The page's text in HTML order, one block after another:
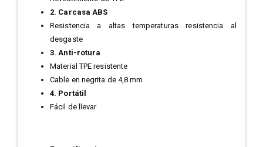
2. Carcasa ABS
Resistencia a altas temperaturas resistencia al
desgaste
3. Anti-rotura
Material TPE resistente
Cable en negrita de 4,8 mm
4. Portátil
Fácil de llevar